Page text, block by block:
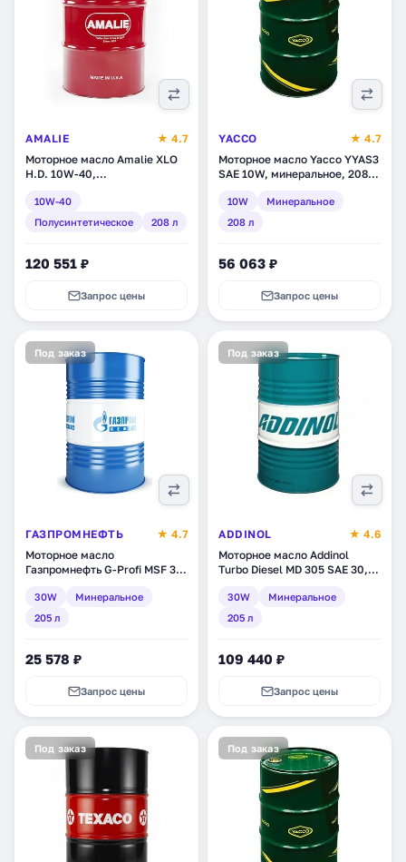
AMALIE
★ 4.7
Моторное масло Amalie XLO
H.D. 10W-40,
(160-71783-05)
10W-40
Полусинтетическое
208 л
120 551 ₽
Запрос цены
YACCO
★ 4.7
Моторное масло Yacco YYAS3
SAE 10W, минеральное, 208 л
10W
Минеральное
208 л
56 063 ₽
Запрос цены
Под заказ
ГАЗПРОМНЕФТЬ
★ 4.7
Моторное масло
Газпромнефть G-Profi MSF 30,
(2389906731)
30W
Минеральное
205 л
25 578 ₽
Запрос цены
Под заказ
ADDINOL
★ 4.6
Моторное масло Addinol
Turbo Diesel MD 305 SAE 30,
(4014766401038)
30W
Минеральное
205 л
109 440 ₽
Запрос цены
Под заказ Под заказ